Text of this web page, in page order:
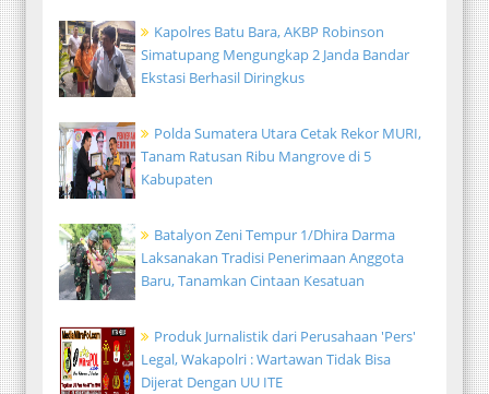
Kapolres Batu Bara, AKBP Robinson
Simatupang Mengungkap 2 Janda Bandar
Ekstasi Berhasil Diringkus
Polda Sumatera Utara Cetak Rekor MURI,
Tanam Ratusan Ribu Mangrove di 5
Kabupaten
Batalyon Zeni Tempur 1/Dhira Darma
Laksanakan Tradisi Penerimaan Anggota
Baru, Tanamkan Cintaan Kesatuan
Produk Jurnalistik dari Perusahaan 'Pers'
Legal, Wakapolri : Wartawan Tidak Bisa
Dijerat Dengan UU ITE